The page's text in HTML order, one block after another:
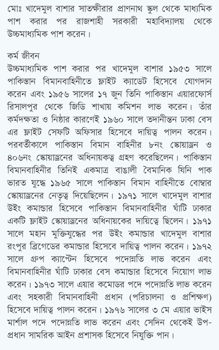
মোঃ খাদেমুল বাশার সাতক্ষীরার প্রাণনাথ স্কুল থেকে মাধ্যমিক
পাশ করার পর রাজশাহী সরকারী মহাবিদ্যালয় থেকে
উচ্চমাধ্যমিক পাশ করেন।
কর্ম জীবন
উচ্চমাধ্যমিক পাশ করার পর খাদেমুল বাশার ১৯৫৩ সালে
পাকিস্তান বিমানবাহিনীতে ফ্লাইট ক্যাডেট হিসেবে যোগদান
করেন এবং ১৯৫৬ সালের ১৭ জুন তিনি পাকিস্তান এয়ারফোর্স
রিসালপুর থেকে জিডি শাখায় কমিশন লাভ করেন। তাঁর
কর্মদক্ষতা ও নিষ্ঠার কারণেই ১৯৬০ সালে তদানীন্তন ঢাকা বেস
এর ফ্লাইট সেফটি অফিসার হিসেবে দায়িত্ব পালন করেন।
পরবর্তীকালে পাকিস্তান বিমান বাহিনীর ৮নং স্কোয়াড্রন ও
৪০৬নং স্কোয়াড্রনের অধিনায়কত্ব গ্রহণ করেছিলেন। পাকিস্তান
বিমানবাহিনীর তিনিই একমাত্র বাঙালী বৈমানিক যিনি পাক
ভারত যুদ্ধে ১৯৬৫ সালে পাকিস্তান বিমান বাহিনীতে বোম্বার
স্কোয়াড্রনের নেতৃত্ব দিয়েছিলেন। ১৯৭১ সালে খাদেমুল বাশার
উইং কমান্ডার হিসেবে পাকিস্তান বিমানবাহিনীর ঘাঁটি ঢাকার
একটি ফ্লাইট স্কোয়াড্রনের অধিনায়কের দায়িত্বে ছিলেন। ১৯৭১
সালে মহান মুক্তিযুদ্ধের পর উইং কমান্ডার খাদেমুল বাশার
রংপুর ব্রিগেডের কমান্ডার হিসেবে দায়িত্ব পালন করেন। ১৯৭২
সালে গ্রুপ ক্যাপ্টেন হিসেবে পদোন্নতি লাভ করেন এবং
বিমানবাহিনীর ঘাঁটি ঢাকার বেস কমান্ডার হিসেবে নিয়োগ লাভ
করেন। ১৯৭৩ সালে এয়ার কমোডর পদে পদোন্নতি লাভ করেন
এবং সহকারী বিমানবাহিনী প্রধান (পরিচালনা ও প্রশিক্ষণ)
হিসেবে দায়িত্ব পালন করেন। ১৯৭৬ সালের ৩ মে এয়ার ভাইস
মার্শাল পদে পদোন্নতি লাভ করেন এবং সেদিন থেকেই উপ-
প্রধান সামরিক আইন প্রশাসক হিসেবে নিযুক্তি পান।